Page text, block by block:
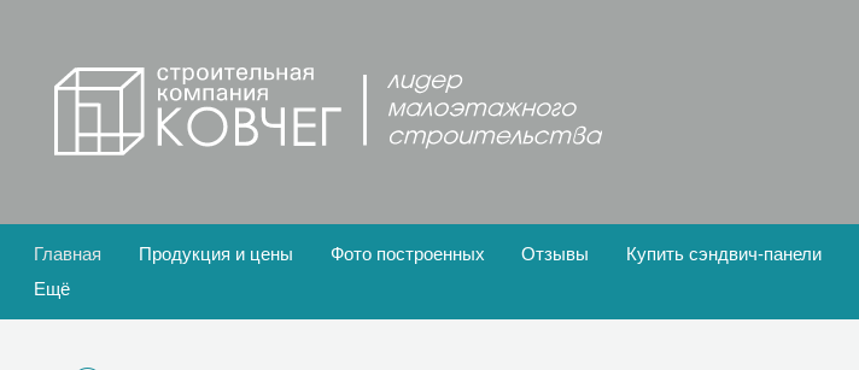
Главная Продукция и цены Фото построенных Отзывы Купить сэндвич-панели
Ещё